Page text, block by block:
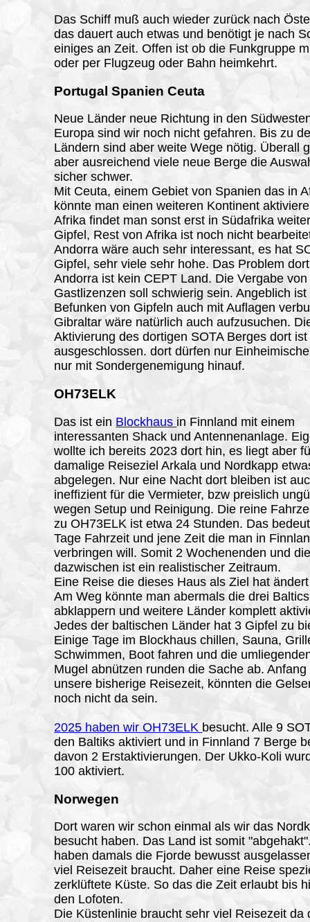
Das Schiff muß auch wieder zurück nach
das dauert auch etwas und benötigt je nach
einiges an Zeit. Offen ist ob die Funkgruppe
oder per Flugzeug oder Bahn heimkehrt.
Portugal Spanien Ceuta
Neue Länder neue Richtung in den
Europa sind wir noch nicht gefahren. Bis zu
Ländern sind aber weite Wege nötig. Überall
aber ausreichend viele neue Berge die
sicher schwer.
Mit Ceuta, einem Gebiet von Spanien das in
könnte man einen weiteren Kontinent
Afrika findet man sonst erst in Südafrika
Gipfel, Rest von Afrika ist noch nicht
Andorra wäre auch sehr interessant, es hat
Gipfel, sehr viele sehr hohe. Das Problem
Andorra ist kein CEPT Land. Die Vergabe von
Gastlizenzen soll schwierig sein. Angeblich ist
Befunken von Gipfeln auch mit Auflagen
Gibraltar wäre natürlich auch aufzusuchen.
Aktivierung des dortigen SOTA Berges dort ist
ausgeschlossen. dort dürfen nur
nur mit Sondergenemigung hinauf.
OH73ELK
Das ist ein Blockhaus in Finnland mit einem
interessanten Shack und Antennenanlage.
wollte ich bereits 2023 dort hin, es liegt aber
damalige Reiseziel Arkala und Nordkapp
abgelegen. Nur eine Nacht dort bleiben ist
ineffizient für die Vermieter, bzw preislich
wegen Setup und Reinigung. Die reine
zu OH73ELK ist etwa 24 Stunden. Das
Tage Fahrzeit und jene Zeit die man in
verbringen will. Somit 2 Wochenenden und
dazwischen ist ein realistischer Zeitraum.
Eine Reise die dieses Haus als Ziel hat
Am Weg könnte man abermals die drei Baltics
abklappern und weitere Länder komplett
Jedes der baltischen Länder hat 3 Gipfel zu
Einige Tage im Blockhaus chillen, Sauna,
Schwimmen, Boot fahren und die
Mugel abnützen runden die Sache ab. Anfang
unsere bisherige Reisezeit, könnten die
noch nicht da sein.
2025 haben wir OH73ELK besucht. Alle 9
den Baltiks aktiviert und in Finnland 7 Berge
davon 2 Erstaktivierungen. Der Ukko-Koli
100 aktiviert.
Norwegen
Dort waren wir schon einmal als wir das
besucht haben. Das Land ist somit
haben damals die Fjorde bewusst
viel Reisezeit braucht. Daher eine Reise
zerklüftete Küste. So das die Zeit erlaubt bis
den Lofoten.
Die Küstenlinie braucht sehr viel Reisezeit da